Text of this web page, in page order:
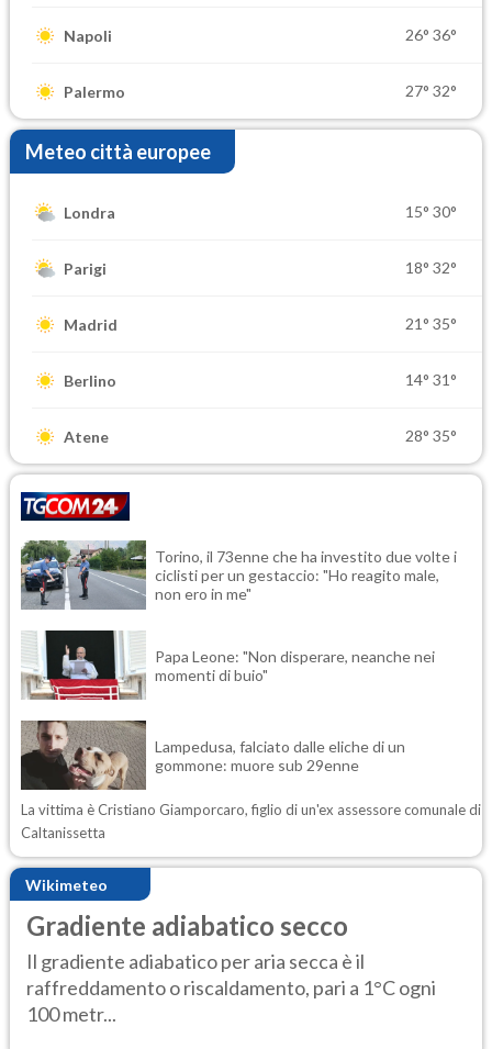
Napoli 26° 36°
Palermo 27° 32°
Meteo città europee
Londra 15° 30°
Parigi 18° 32°
Madrid 21° 35°
Berlino 14° 31°
Atene 28° 35°
Torino, il 73enne che ha investito due volte i
ciclisti per un gestaccio: "Ho reagito male,
non ero in me"
Papa Leone: "Non disperare, neanche nei
momenti di buio"
Lampedusa, falciato dalle eliche di un
gommone: muore sub 29enne
La vittima è Cristiano Giamporcaro, figlio di un'ex assessore comunale di
Caltanissetta
Wikimeteo
Gradiente adiabatico secco
Il gradiente adiabatico per aria secca è il
raffreddamento o riscaldamento, pari a 1°C ogni
100 metr...